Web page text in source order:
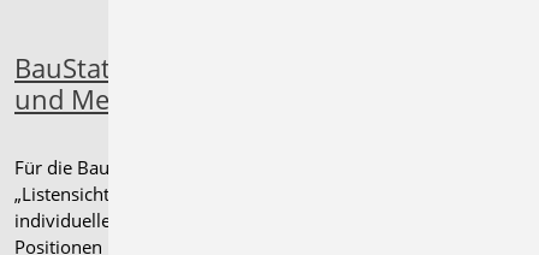
BauStatik - Listensichten
und Mehrfachselektion
Für die BauStatik kann das Fenster
„Listensichten“ verwendet werden, um
individuelle Auswertungen der
Positionen im Modell zu erhalten.